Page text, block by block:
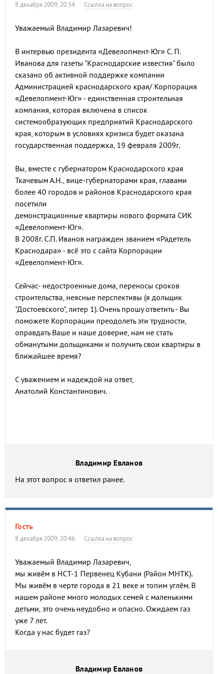
8 декабря 2009, 20:54 Ссылка на вопрос
Уважаемый Владимир Лазаревич!
В интервью президента «Девелопмент-Юг» С. П.
Иванова для газеты "Краснодарские известия" было
сказано об активной поддержке компании
Администрацией краснодарского края/ Корпорация
«Девелопмент-Юг» - единственная строительная
компания, которая включена в список
системообразующих предприятий Краснодарского
края, которым в условиях кризиса будет оказана
государственная поддержка, 19 февраля 2009г.
Вы, вместе с губернатором Краснодарского края
Ткачевым А.Н., вице-губернаторами края, главами
более 40 городов и районов Краснодарского края
посетили
демонстрационные квартиры нового формата СИК
«Девелопмент-Юг».
В 2008г. С.П. Иванов награжден званием «Радетель
Краснодара» - всё это с сайта Корпорации
«Девелопмент-Юг».
Сейчас- недостроенные дома, переносы сроков
строительства, неясные перспективы (я дольщик
"Достоевского", литер 1). Очень прошу ответить - Вы
поможете Корпорации преодолеть эти трудности,
оправдать Ваше и наше доверие, нам не стать
обманутыми дольщиками и получить свои квартиры в
ближайшее время?
С уважением и надеждой на ответ,
Анатолий Константинович.
Владимир Евланов
На этот вопрос я ответил ранее.
Гость
8 декабря 2009, 20:46 Ссылка на вопрос
Уважаемый Владимир Лазаревич,
мы живём в НСТ-1 Первенец Кубани (Район МНТК).
Мы живём в черте города в 21 веке и топим углём. В
нашем районе много молодых семей с маленькими
детьми, это очень неудобно и опасно. Ожидаем газ
уже 7 лет.
Когда у нас будет газ?
Владимир Евланов